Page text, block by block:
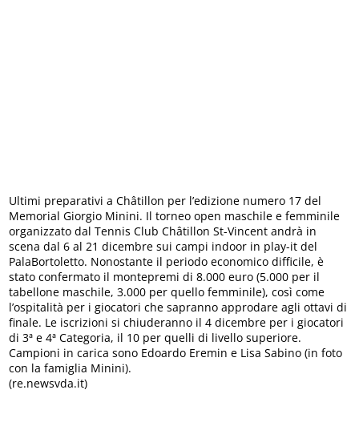
Ultimi preparativi a Châtillon per l’edizione numero 17 del
Memorial Giorgio Minini. Il torneo open maschile e femminile
organizzato dal Tennis Club Châtillon St-Vincent andrà in
scena dal 6 al 21 dicembre sui campi indoor in play-it del
PalaBortoletto. Nonostante il periodo economico difficile, è
stato confermato il montepremi di 8.000 euro (5.000 per il
tabellone maschile, 3.000 per quello femminile), così come
l’ospitalità per i giocatori che sapranno approdare agli ottavi di
finale. Le iscrizioni si chiuderanno il 4 dicembre per i giocatori
di 3ª e 4ª Categoria, il 10 per quelli di livello superiore.
Campioni in carica sono Edoardo Eremin e Lisa Sabino (in foto
con la famiglia Minini).
(re.newsvda.it)